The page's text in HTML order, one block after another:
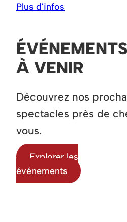
Plus d'infos
ÉVÉNEMENTS
À VENIR
Découvrez nos
spectacles près de
vous.
Explorer les
événements